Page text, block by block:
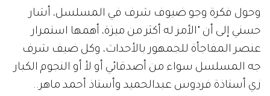
وحول فكرة وجو ضيوف شرف في المسلسل، أشار
حسني إلى أن "الأمر له أكثر من ميزة، أهمها استمرار
عنصر المفاجأة للجمهور بالأحداث، وكل ضيف شرف
جه المسلسل سواء من أصدقائي أو لأ أو النجوم الكبار
زي أستاذة فردوس عبدالحميد وأستاذ أحمد ماهر..